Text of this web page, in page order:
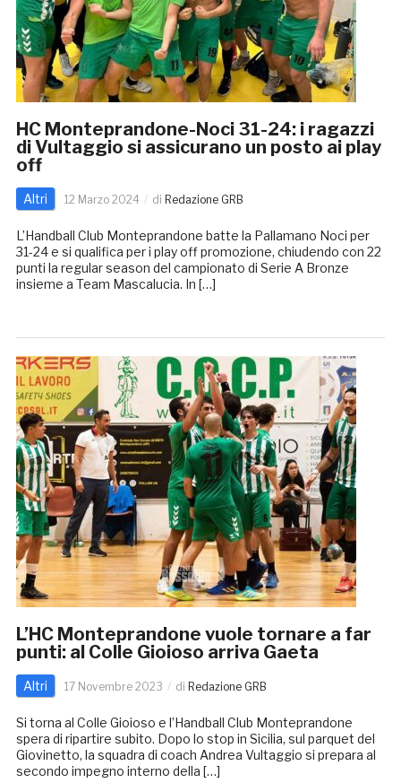
HC Monteprandone-Noci 31-24: i ragazzi
di Vultaggio si assicurano un posto ai play
off
Altri 12 Marzo 2024 di Redazione GRB
L’Handball Club Monteprandone batte la Pallamano Noci per
31-24 e si qualifica per i play off promozione, chiudendo con 22
punti la regular season del campionato di Serie A Bronze
insieme a Team Mascalucia. In […]
L’HC Monteprandone vuole tornare a far
punti: al Colle Gioioso arriva Gaeta
Altri 17 Novembre 2023 di Redazione GRB
Si torna al Colle Gioioso e l’Handball Club Monteprandone
spera di ripartire subito. Dopo lo stop in Sicilia, sul parquet del
Giovinetto, la squadra di coach Andrea Vultaggio si prepara al
secondo impegno interno della […]